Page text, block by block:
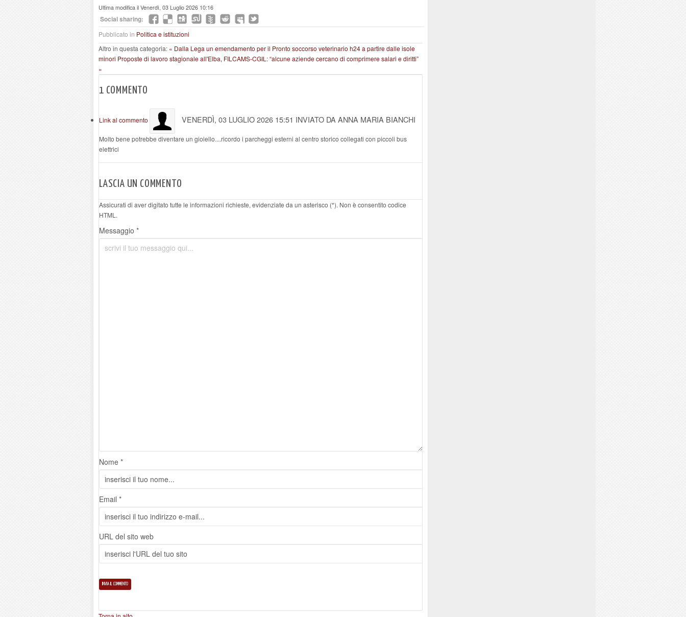
Ultima modifica il Venerdì, 03 Luglio 2026 10:16
Social sharing:
Pubblicato in Politica e istituzioni
Altro in questa categoria: « Dalla Lega un emendamento per il Pronto soccorso veterinario h24 a partire dalle isole
minori Proposte di lavoro stagionale all'Elba, FILCAMS-CGIL: “alcune aziende cercano di comprimere salari e diritti”
»
1 COMMENTO
Link al commento VENERDÌ, 03 LUGLIO 2026 15:51 INVIATO DA ANNA MARIA BIANCHI
Molto bene potrebbe diventare un gioiello....ricordo i parcheggi esterni al centro storico collegati con piccoli bus
elettrici
LASCIA UN COMMENTO
Assicurati di aver digitato tutte le informazioni richieste, evidenziate da un asterisco (*). Non è consentito codice
HTML.
Messaggio *
Nome *
Email *
URL del sito web